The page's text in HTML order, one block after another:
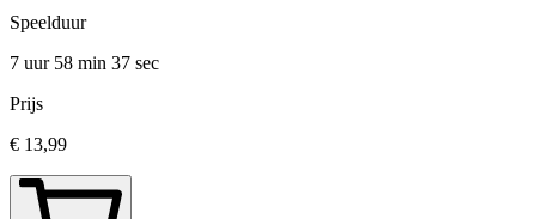
Speelduur
7 uur 58 min 37 sec
Prijs
€ 13,99